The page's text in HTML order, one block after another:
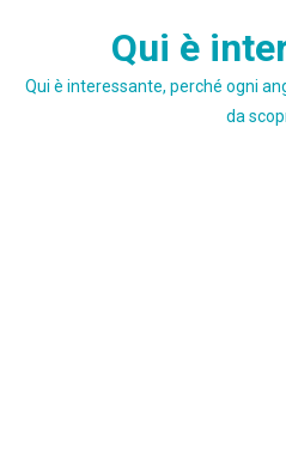
Qui è
Qui è interessante, perché ogni
da